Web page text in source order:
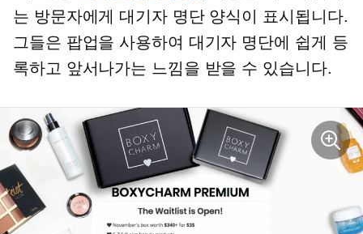
는 방문자에게 대기자 명단 양식이 표시됩니다.
그들은 팝업을 사용하여 대기자 명단에 쉽게 등
록하고 앞서나가는 느낌을 받을 수 있습니다.